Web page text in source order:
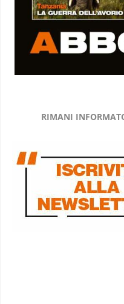
RIMANI